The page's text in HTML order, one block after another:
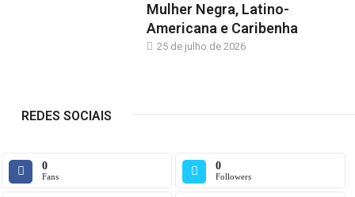
Mulher Negra, Latino-
Americana e Caribenha
25 de julho de 2026
REDES SOCIAIS
0
Fans
0
Followers